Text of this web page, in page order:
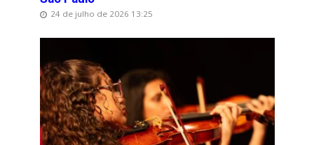
24 de julho de 2026 13:25